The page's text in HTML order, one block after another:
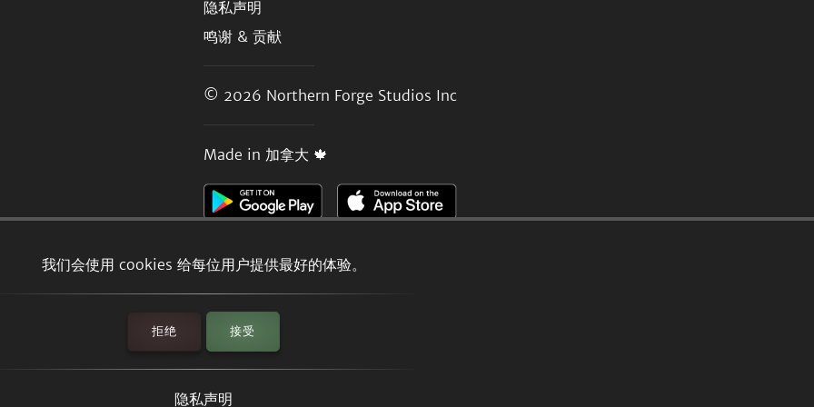
我们会使用 cookies 给每位用户提供最好的体验。
拒绝 接受
隐私声明
隐私声明
鸣谢 & 贡献
© 2026 Northern Forge Studios Inc
Made in 加拿大 🍁